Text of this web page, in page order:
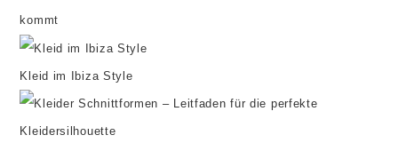
kommt
Kleid im Ibiza Style